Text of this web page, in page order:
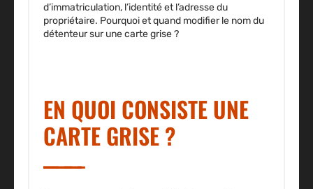
d’immatriculation, l’identité et l’adresse du
propriétaire. Pourquoi et quand modifier le nom du
détenteur sur une carte grise ?
EN QUOI CONSISTE UNE
CARTE GRISE ?